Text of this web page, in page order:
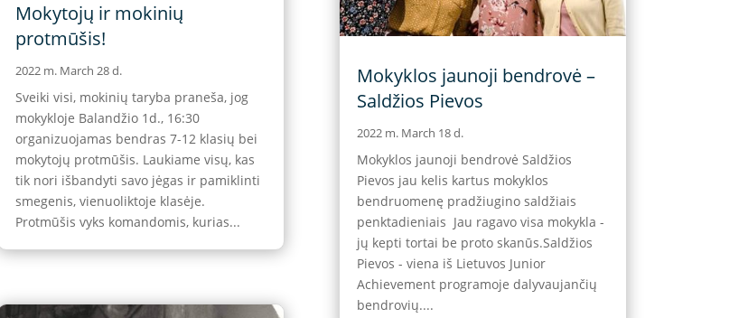
Mokytojų ir mokinių
protmūšis!
2022 m. March 28 d.
Sveiki visi, mokinių taryba praneša, jog
mokykloje Balandžio 1d., 16:30
organizuojamas bendras 7-12 klasių bei
mokytojų protmūšis. Laukiame visų, kas
tik nori išbandyti savo jėgas ir pamiklinti
smegenis, vienuoliktoje klasėje.
Protmūšis vyks komandomis, kurias...
Mokyklos jaunoji bendrovė –
Saldžios Pievos
2022 m. March 18 d.
Mokyklos jaunoji bendrovė Saldžios
Pievos jau kelis kartus mokyklos
bendruomenę pradžiugino saldžiais
penktadieniais Jau ragavo visa mokykla -
jų kepti tortai be proto skanūs.Saldžios
Pievos - viena iš Lietuvos Junior
Achievement programoje dalyvaujančių
bendrovių....